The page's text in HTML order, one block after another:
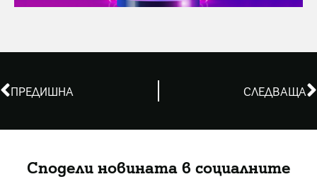
ПРЕДИШНА СЛЕДВАЩА
Сподели новината в социалните